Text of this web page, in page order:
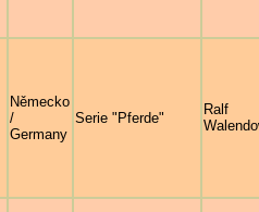
Německo
/
Germany
Serie "Pferde"
Ralf